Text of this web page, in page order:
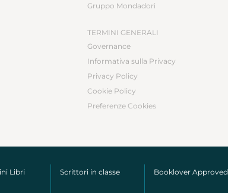
Gruppo Mondadori
TERMINI GENERALI
Governance
Informativa sulla Privacy
Privacy Policy
Cookie Policy
Preferenze Cookies
Libri
Scrittori in classe Booklover Approved